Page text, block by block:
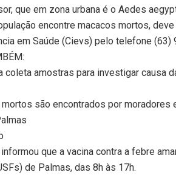
que em zona urbana é o Aedes
encontre macacos mortos,
em Saúde (Cievs) pelo telefone
coleta amostras para investigar causa
são encontrados por
que a vacina contra a febre
de Palmas, das 8h às 17h.